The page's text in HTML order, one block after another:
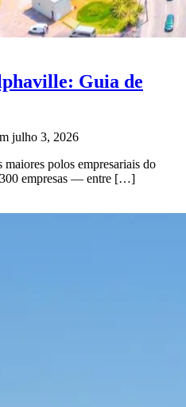
Guia de
julho 3, 2026
polos empresariais do
empresas — entre […]